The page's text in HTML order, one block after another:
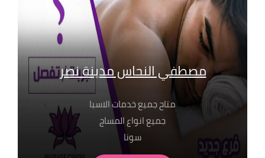
مصطفي النحاس مدينة نصر
متاح جميع خدمات الاسبا
جميع انواع المساج
سونا
حمام مغربي بجميع انواعة